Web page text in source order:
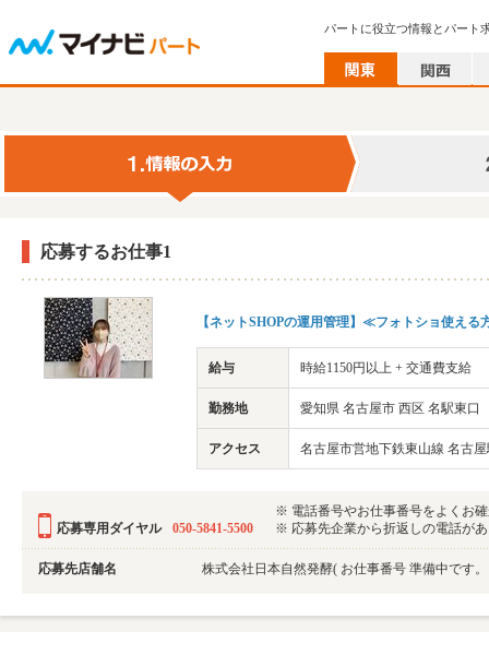
パートに役立つ情報とパート
応募するお仕事1
【ネットSHOPの運用管理】≪フォトショ使え
給与 時給1150円以上 + 交通費支給
勤務地 愛知県 名古屋市 西区 名駅東口
アクセス 名古屋市営地下鉄東山線 名古
応募専用ダイヤル 050-5841-5500
※ 電話番号やお仕事番号をよくお
※ 応募先企業から折返しの電話が
応募先店舗名 株式会社日本自然発酵( お仕事番号 準備中です